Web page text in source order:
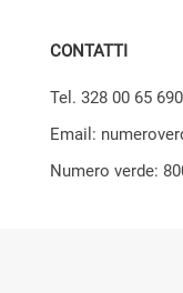
CONTATTI
Tel. 328 00 65 690
Email:
Numero verde: